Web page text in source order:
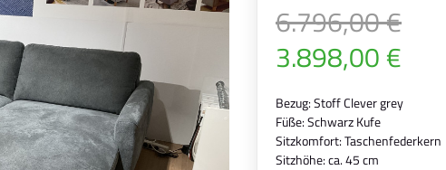
6.796,00 €
3.898,00 €
Bezug: Stoff Clever grey
Füße: Schwarz Kufe
Sitzkomfort: Taschenfederkern
Sitzhöhe: ca. 45 cm